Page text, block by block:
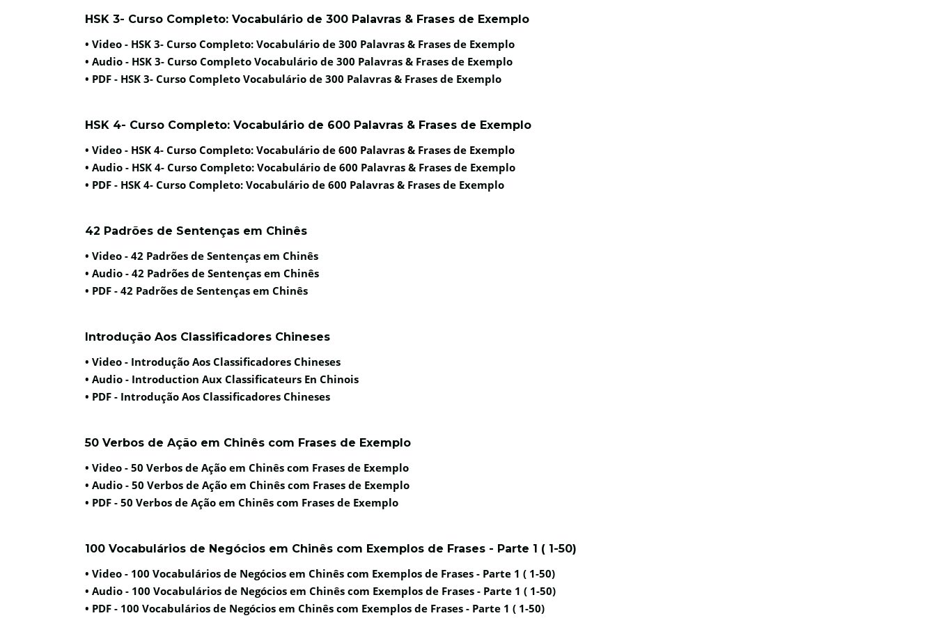
HSK 3- Curso Completo: Vocabulário de 300 Palavras & Frases de Exemplo
• Video - HSK 3- Curso Completo: Vocabulário de 300 Palavras & Frases de Exemplo
• Audio - HSK 3- Curso Completo Vocabulário de 300 Palavras & Frases de Exemplo
• PDF - HSK 3- Curso Completo Vocabulário de 300 Palavras & Frases de Exemplo
HSK 4- Curso Completo: Vocabulário de 600 Palavras & Frases de Exemplo
• Video - HSK 4- Curso Completo: Vocabulário de 600 Palavras & Frases de Exemplo
• Audio - HSK 4- Curso Completo: Vocabulário de 600 Palavras & Frases de Exemplo
• PDF - HSK 4- Curso Completo: Vocabulário de 600 Palavras & Frases de Exemplo
42 Padrões de Sentenças em Chinês
• Video - 42 Padrões de Sentenças em Chinês
• Audio - 42 Padrões de Sentenças em Chinês
• PDF - 42 Padrões de Sentenças em Chinês
Introdução Aos Classificadores Chineses
• Video - Introdução Aos Classificadores Chineses
• Audio - Introduction Aux Classificateurs En Chinois
• PDF - Introdução Aos Classificadores Chineses
50 Verbos de Ação em Chinês com Frases de Exemplo
• Video - 50 Verbos de Ação em Chinês com Frases de Exemplo
• Audio - 50 Verbos de Ação em Chinês com Frases de Exemplo
• PDF - 50 Verbos de Ação em Chinês com Frases de Exemplo
100 Vocabulários de Negócios em Chinês com Exemplos de Frases - Parte 1 ( 1-50)
• Video - 100 Vocabulários de Negócios em Chinês com Exemplos de Frases - Parte 1 ( 1-50)
• Audio - 100 Vocabulários de Negócios em Chinês com Exemplos de Frases - Parte 1 ( 1-50)
• PDF - 100 Vocabulários de Negócios em Chinês com Exemplos de Frases - Parte 1 ( 1-50)